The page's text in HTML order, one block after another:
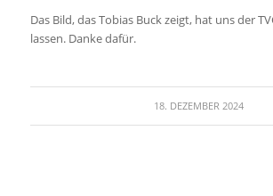
Das Bild, das Tobias Buck zeigt, hat uns der
lassen. Danke dafür.
18. DEZEMBER 2024